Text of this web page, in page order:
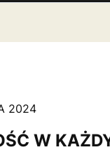
2024
W